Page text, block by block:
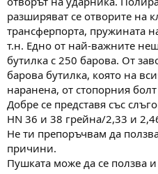
разширяват се отворите на
трансферпорта, пружината
т.н. Едно от най-важните
бутилка с 250 барова. От
барова бутилка, която на
наранена, от стопорния
Добре се представя със
HN 36 и 38 грейна/2,33 и
Не ти препоръчвам да
причини.
Пушката може да се ползва